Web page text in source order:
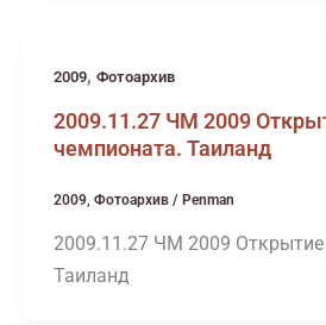
2009, Фотоархив
2009.11.27 ЧМ 2009
чемпионата. Таиланд
2009, Фотоархив/ Penman
2009.11.27 ЧМ 2009
Таиланд